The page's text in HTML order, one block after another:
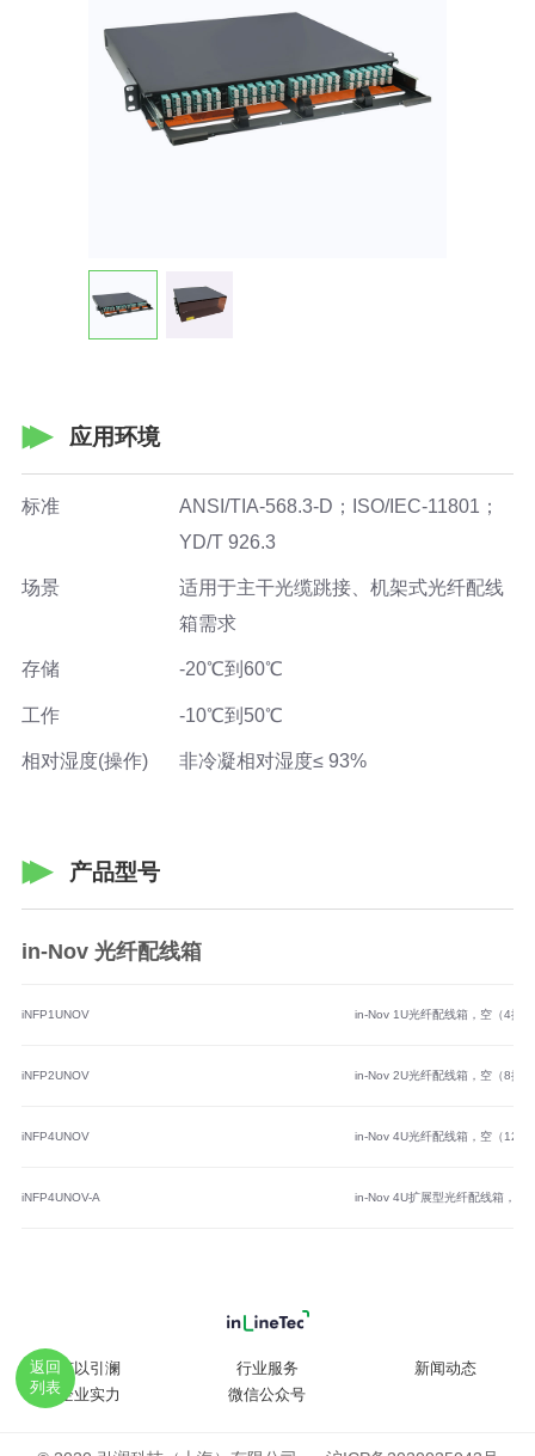
返回
列表
应用环境
标准
ANSI/TIA-568.3-D；ISO/IEC-11801；
YD/T 926.3
场景
适用于主干光缆跳接、机架式光纤配线
箱需求
存储 -20℃到60℃
工作 -10℃到50℃
相对湿度(操作) 非冷凝相对湿度≤ 93%
产品型号
in-Nov 光纤配线箱
iNFP1UNOV in-Nov 1U光纤配线箱，空（4插
iNFP2UNOV in-Nov 2U光纤配线箱，空（8插
iNFP4UNOV in-Nov 4U光纤配线箱，空（12插
iNFP4UNOV-A in-Nov 4U扩展型光纤配线箱，空
何以引澜 行业服务
新闻动态
企业实力
微信公众号